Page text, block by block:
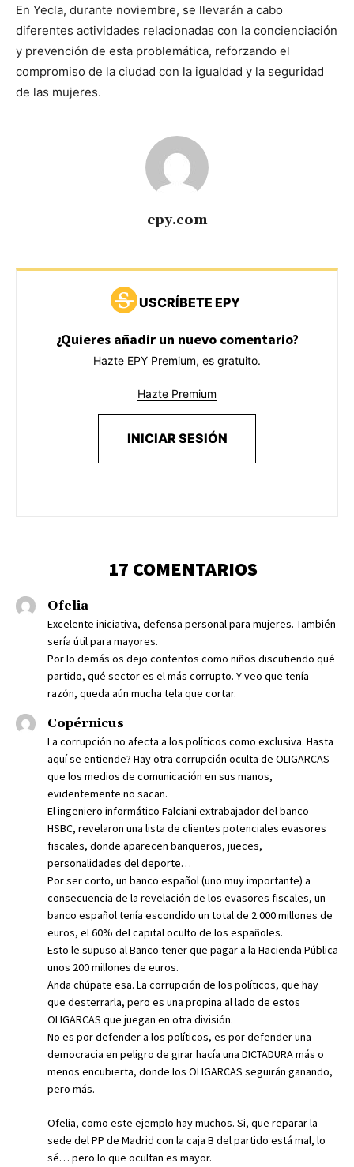
En Yecla, durante noviembre, se llevarán a cabo
diferentes actividades relacionadas con la concienciación
y prevención de esta problemática, reforzando el
compromiso de la ciudad con la igualdad y la seguridad
de las mujeres.
epy.com
USCRÍBETE EPY
¿Quieres añadir un nuevo comentario?
Hazte EPY Premium, es gratuito.
Hazte Premium
INICIAR SESIÓN
17 COMENTARIOS
Ofelia
Excelente iniciativa, defensa personal para mujeres. También
sería útil para mayores.
Por lo demás os dejo contentos como niños discutiendo qué
partido, qué sector es el más corrupto. Y veo que tenía
razón, queda aún mucha tela que cortar.
Copérnicus
La corrupción no afecta a los políticos como exclusiva. Hasta
aquí se entiende? Hay otra corrupción oculta de OLIGARCAS
que los medios de comunicación en sus manos,
evidentemente no sacan.
El ingeniero informático Falciani extrabajador del banco
HSBC, revelaron una lista de clientes potenciales evasores
fiscales, donde aparecen banqueros, jueces,
personalidades del deporte…
Por ser corto, un banco español (uno muy importante) a
consecuencia de la revelación de los evasores fiscales, un
banco español tenía escondido un total de 2.000 millones de
euros, el 60% del capital oculto de los españoles.
Esto le supuso al Banco tener que pagar a la Hacienda Pública
unos 200 millones de euros.
Anda chúpate esa. La corrupción de los políticos, que hay
que desterrarla, pero es una propina al lado de estos
OLIGARCAS que juegan en otra división.
No es por defender a los políticos, es por defender una
democracia en peligro de girar hacía una DICTADURA más o
menos encubierta, donde los OLIGARCAS seguirán ganando,
pero más.
Ofelia, como este ejemplo hay muchos. Si, que reparar la
sede del PP de Madrid con la caja B del partido está mal, lo
sé… pero lo que ocultan es mayor.